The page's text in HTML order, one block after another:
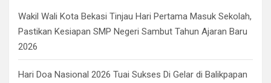
Wakil Wali Kota Bekasi Tinjau Hari Pertama Masuk Sekolah,
Pastikan Kesiapan SMP Negeri Sambut Tahun Ajaran Baru
2026
Hari Doa Nasional 2026 Tuai Sukses Di Gelar di Balikpapan